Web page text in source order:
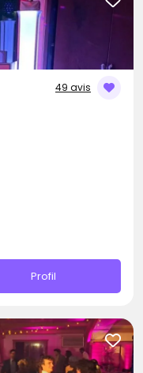
49 avis
Profil